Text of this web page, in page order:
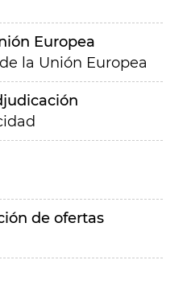
Europea
la Unión Europea
de ofertas